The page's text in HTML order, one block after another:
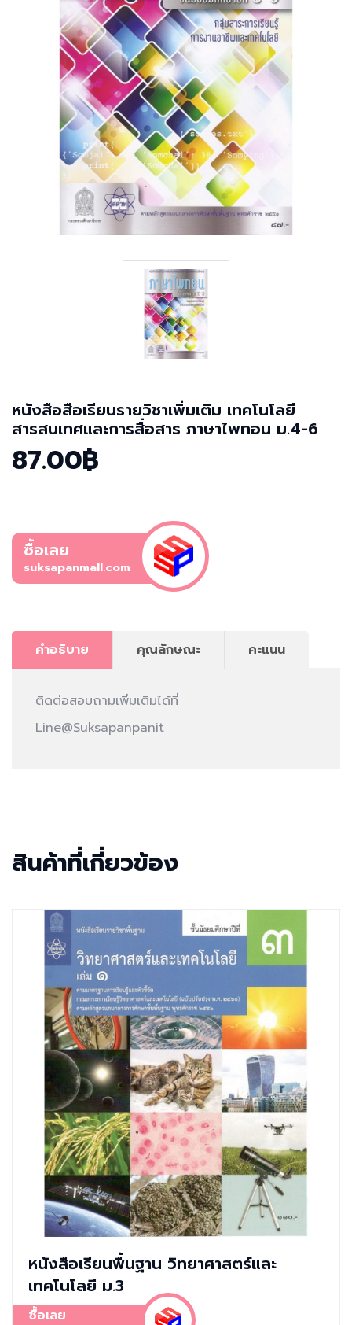
หนังสือสือเรียนรายวิชาเพิ่มเติม เทคโนโลยี
สารสนเทศและการสื่อสาร ภาษาไพทอน ม.4-6
87.00฿
ซื้อเลย
suksapanmall.com
คำอธิบาย คุณลักษณะ คะแนน
ติดต่อสอบถามเพิ่มเติมได้ที่
Line@Suksapanpanit
สินค้าที่เกี่ยวข้อง
หนังสือเรียนพื้นฐาน วิทยาศาสตร์และ
เทคโนโลยี ม.3
ซื้อเลย